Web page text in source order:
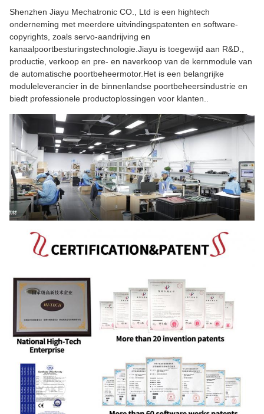
Shenzhen Jiayu Mechatronic CO., Ltd is een hightech
onderneming met meerdere uitvindingspatenten en software-
copyrights, zoals servo-aandrijving en
kanaalpoortbesturingstechnologie.Jiayu is toegewijd aan R&D.,
productie, verkoop en pre- en naverkoop van de kernmodule van
de automatische poortbeheermotor.Het is een belangrijke
moduleleverancier in de binnenlandse poortbeheersindustrie en
biedt professionele productoplossingen voor klanten..